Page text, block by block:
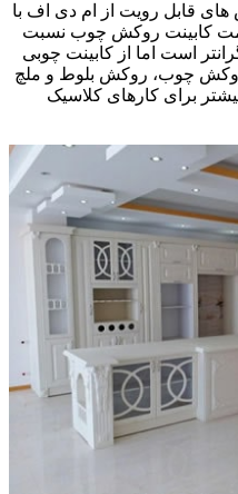
قابل رویت از ام دی اف با
کابینت روکش چوب نسبت
است اما از کابینت چوبی
روکش چوب، روکش بلوط و ملچ
برای کارهای کلاسیک